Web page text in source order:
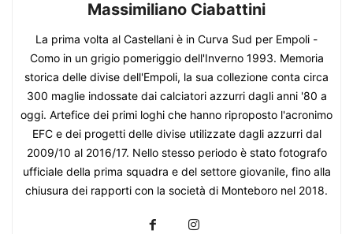
Massimiliano Ciabattini
La prima volta al Castellani è in Curva Sud per Empoli -
Como in un grigio pomeriggio dell'Inverno 1993. Memoria
storica delle divise dell'Empoli, la sua collezione conta circa
300 maglie indossate dai calciatori azzurri dagli anni '80 a
oggi. Artefice dei primi loghi che hanno riproposto l'acronimo
EFC e dei progetti delle divise utilizzate dagli azzurri dal
2009/10 al 2016/17. Nello stesso periodo è stato fotografo
ufficiale della prima squadra e del settore giovanile, fino alla
chiusura dei rapporti con la società di Monteboro nel 2018.